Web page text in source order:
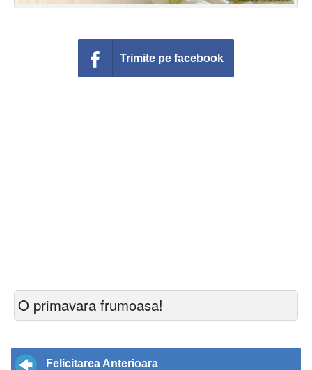
Conecteaza-te
Trimite pe facebook
O primavara frumoasa!
Felicitarea Anterioara